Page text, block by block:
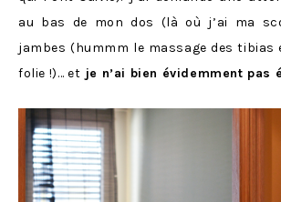
au bas de mon dos (là où j’ai ma
jambes (hummm le massage des tibias
folie !)… et je n’ai bien évidemment pas